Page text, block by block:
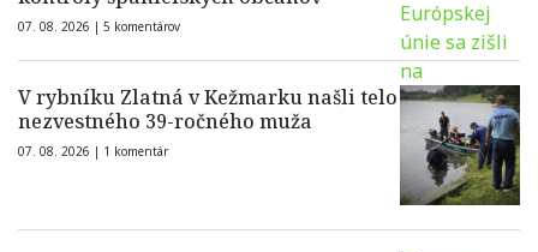
07. 08. 2026 | 5 komentárov
V rybníku Zlatná v Kežmarku našli telo
nezvestného 39-ročného muža
07. 08. 2026 | 1 komentár